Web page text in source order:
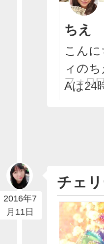
ちえ
こん
ィの
Aは24
フォロ
2016年7
月11日
チェ